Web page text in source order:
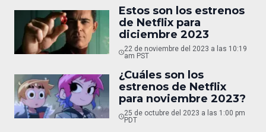
Estos son los estrenos
de Netflix para
diciembre 2023
22 de noviembre del 2023 a las 10:19
am PST
¿Cuáles son los
estrenos de Netflix
para noviembre 2023?
25 de octubre del 2023 a las 1:00 pm
PDT